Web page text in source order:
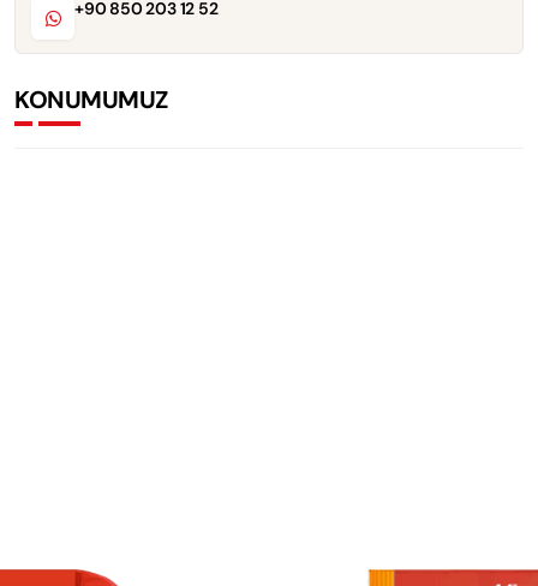
+90 850 203 12 52
KONUMUMUZ